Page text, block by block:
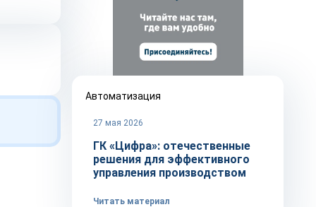
Автоматизация
27 мая 2026
ГК «Цифра»: отечественные
решения для эффективного
управления производством
Читать материал